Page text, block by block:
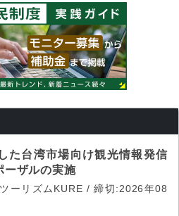
た台湾市場向け観光情報発信
ーザルの実施
ーリズムKURE / 締切:2026年08